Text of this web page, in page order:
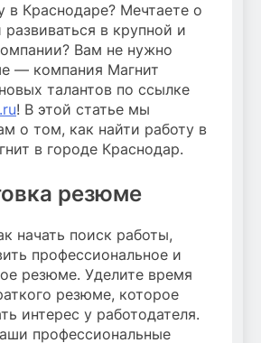
в Краснодаре? Мечтаете о
в крупной и
Вам не нужно
— компания Магнит
талантов по ссылке
! В этой статье мы
о том, как найти работу в
в городе Краснодар.
резюме
начать поиск работы,
профессиональное и
резюме. Уделите время
резюме, которое
интерес у работодателя.
профессиональные